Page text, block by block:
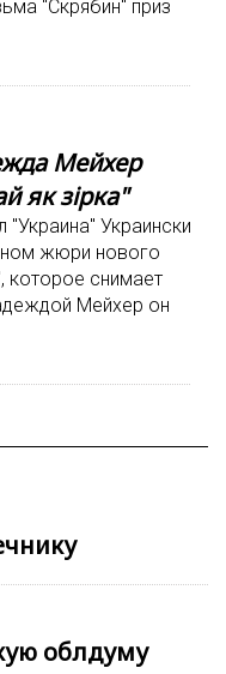
"Скрябин" приз
Мейхер
як зірка"
Украинский
жюри нового
которое снимает
Мейхер он
облдуму